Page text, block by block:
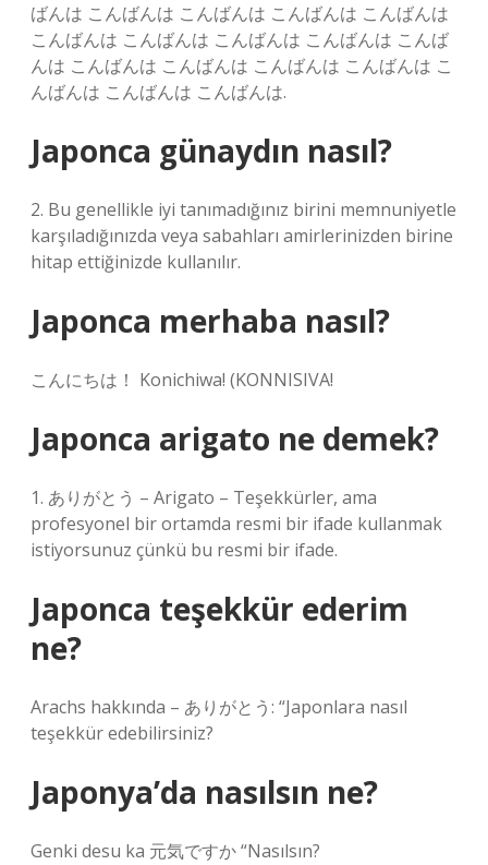
ばんは こんばんは こんばんは こんばんは こんばんは
こんばんは こんばんは こんばんは こんばんは こんば
んは こんばんは こんばんは こんばんは こんばんは こ
んばんは こんばんは こんばんは.
Japonca günaydın nasıl?
2. Bu genellikle iyi tanımadığınız birini memnuniyetle
karşıladığınızda veya sabahları amirlerinizden birine
hitap ettiğinizde kullanılır.
Japonca merhaba nasıl?
こんにちは！ Konichiwa! (KONNISIVA!
Japonca arigato ne demek?
1. ありがとう – Arigato – Teşekkürler, ama
profesyonel bir ortamda resmi bir ifade kullanmak
istiyorsunuz çünkü bu resmi bir ifade.
Japonca teşekkür ederim
ne?
Arachs hakkında – ありがとう: “Japonlara nasıl
teşekkür edebilirsiniz?
Japonya’da nasılsın ne?
Genki desu ka 元気ですか “Nasılsın?